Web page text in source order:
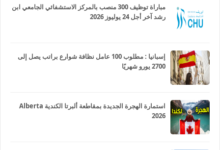
مباراة توظيف 300 منصب بالمركز الاستشفائي الجامعي ابن
رشد آخر أجل 24 يوليوز 2026
إسبانيا : مطلوب 100 عامل نظافة شوارع براتب يصل إلى
2700 يورو شهريًا
استمارة الهجرة الجديدة بمقاطعة ألبرتا الكندية Alberta
2026